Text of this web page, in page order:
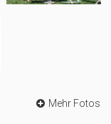
Mehr Fotos